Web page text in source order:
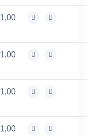
1,00
1,00
1,00
1,00